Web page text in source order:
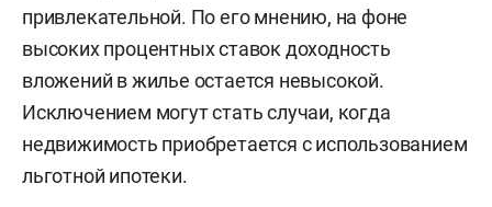
привлекательной. По его мнению, на фоне
высоких процентных ставок доходность
вложений в жилье остается невысокой.
Исключением могут стать случаи, когда
недвижимость приобретается с использованием
льготной ипотеки.